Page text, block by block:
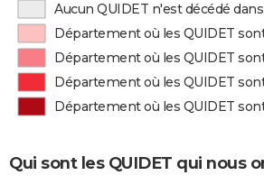
Aucun QUIDET n'est décédé
Département où les QUIDET
Département où les QUIDET
Département où les QUIDET
Département où les QUIDET
Qui sont les QUIDET qui nous